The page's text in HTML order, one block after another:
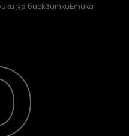
за бисквиткиЕтика